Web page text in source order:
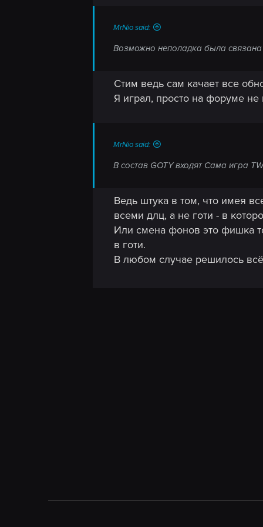
MrNio said:
Возможно неполадка была связана
Стим ведь сам качает все
Я играл, просто на форуме не
MrNio said:
В состав GOTY входят Сама игра
Ведь штука в том, что имея
всеми длц, а не готи - в
Или смена фонов это фишка
в готи.
В любом случае решилось